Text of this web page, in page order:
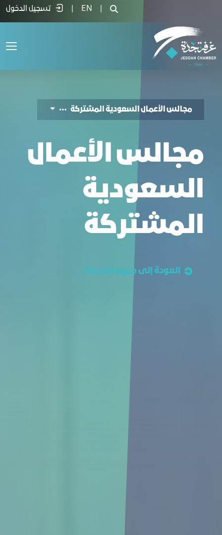
خدمة مجالس الاعمال السعودية الأجنبية -
EN تسجيل الدخول
مجالس الأعمال السعودية المشتركة
مجالس الأعمال
السعودية
المشتركة
العودة إلى جميع الخدمات